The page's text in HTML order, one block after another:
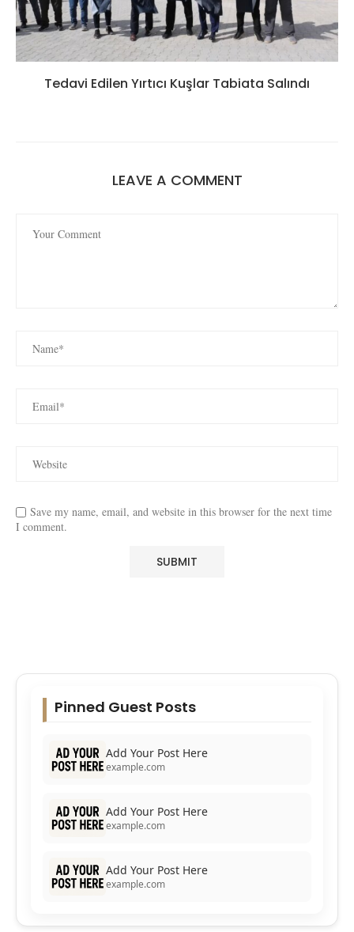
Tedavi Edilen Yırtıcı Kuşlar Tabiata Salındı
LEAVE A COMMENT
Save my name, email, and website in this browser for the next time
I comment.
Pinned Guest Posts
Add Your Post Here
example.com
Add Your Post Here
example.com
Add Your Post Here
example.com